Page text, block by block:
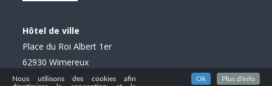
Hôtel de ville
Place du Roi Albert 1er
62930 Wimereux
Tél. : 03 21 99 85 85
Nous utilisons des cookies afin
Ok Plus d'info